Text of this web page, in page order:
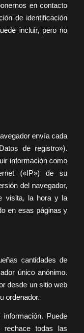
en contacto
de identificación
incluir, pero no
envía cada
de registro»).
información como
(«IP») de su
del navegador,
visita, la hora y la
en esas páginas y
cantidades de
único anónimo.
desde un sitio web
ordenador.
Puede
rechace todas las